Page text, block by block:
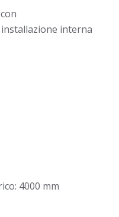
interna
4000 mm